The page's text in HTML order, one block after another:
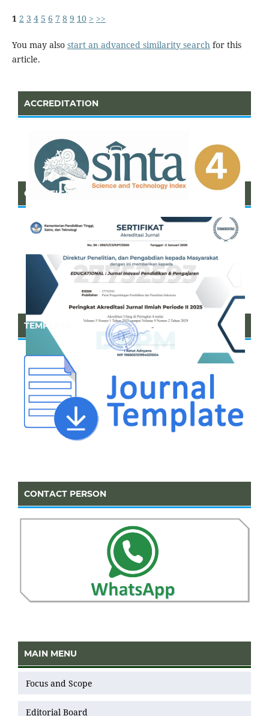
1 2 3 4 5 6 7 8 9 10 > >>
You may also start an advanced similarity searchfor this
article.
ACCREDITATION
CERTIFICATE OF SINTA
TEMPLATE
CONTACT PERSON
MAIN MENU
Focus and Scope
Editorial Board